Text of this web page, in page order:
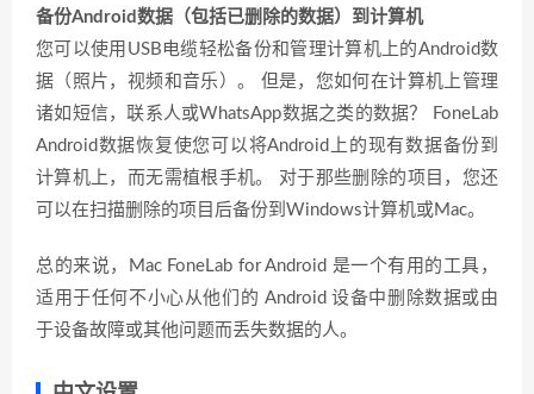
备份Android数据（包括已删除的数据）到计算机
您可以使用USB电缆轻松备份和管理计算机上的Android数
据（照片，视频和音乐）。 但是，您如何在计算机上管理
诸如短信，联系人或WhatsApp数据之类的数据？ FoneLab
Android数据恢复使您可以将Android上的现有数据备份到
计算机上，而无需植根手机。 对于那些删除的项目，您还
可以在扫描删除的项目后备份到Windows计算机或Mac。
总的来说，Mac FoneLab for Android 是一个有用的工具，
适用于任何不小心从他们的 Android 设备中删除数据或由
于设备故障或其他问题而丢失数据的人。